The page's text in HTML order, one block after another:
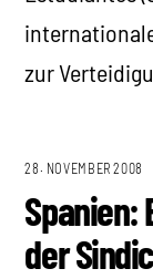
zur
28. NOVEMBER 2008
Spanien:
der